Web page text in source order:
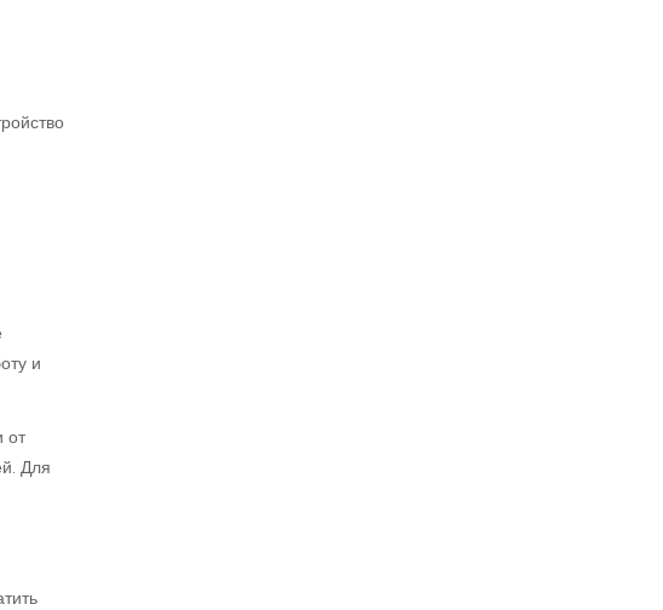
и
от
Для